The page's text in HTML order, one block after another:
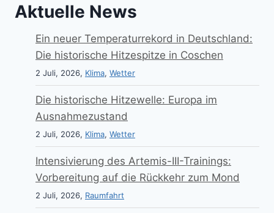
Aktuelle News
Ein neuer Temperaturrekord in Deutschland:
Die historische Hitzespitze in Coschen
2 Juli, 2026, Klima, Wetter
Die historische Hitzewelle: Europa im
Ausnahmezustand
2 Juli, 2026, Klima, Wetter
Intensivierung des Artemis-III-Trainings:
Vorbereitung auf die Rückkehr zum Mond
2 Juli, 2026, Raumfahrt